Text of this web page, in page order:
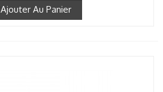
Ajouter Au Panier